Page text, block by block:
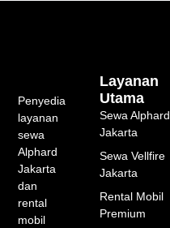
Penyedia
layanan
sewa
Alphard
Jakarta
dan
rental
mobil
Layanan
Utama
Sewa Alphard
Jakarta
Sewa Vellfire
Jakarta
Rental Mobil
Premium